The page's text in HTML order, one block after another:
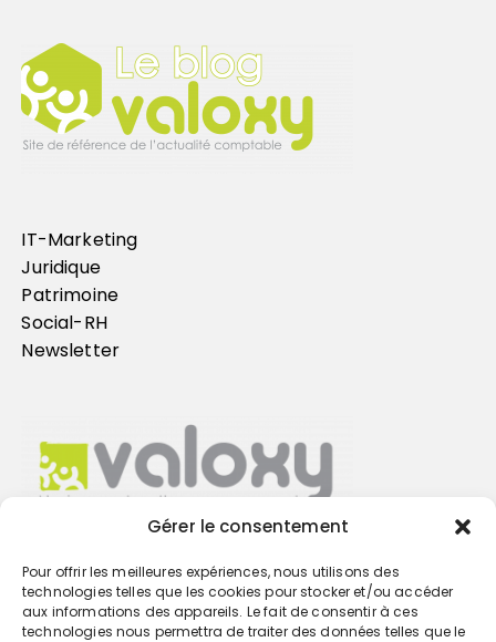
Gérer le consentement
Pour offrir les meilleures expériences, nous utilisons des
technologies telles que les cookies pour stocker et/ou accéder
aux informations des appareils. Le fait de consentir à ces
technologies nous permettra de traiter des données telles que le
IT-Marketing
Juridique
Patrimoine
Social-RH
Newsletter
Trouvez votre cabinet